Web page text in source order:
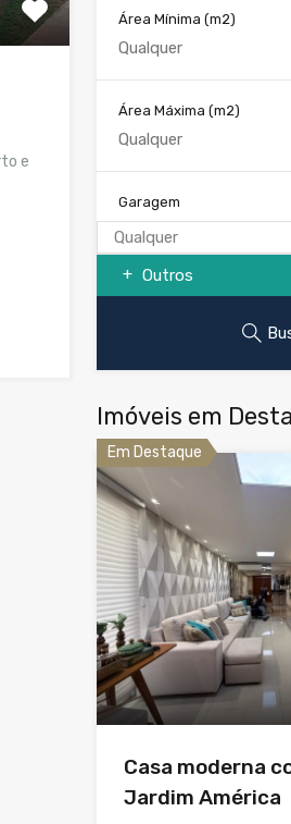
e
Área Mínima (m2)
Área Máxima (m2)
Garagem
Qualquer
Outros
Imóveis em
Em Destaque
Casa moderna
Jardim América